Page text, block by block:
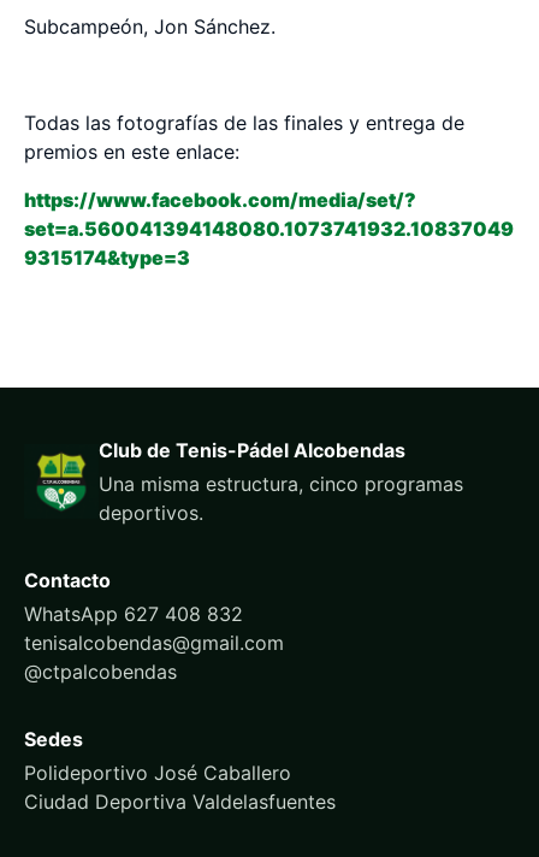
Subcampeón, Jon Sánchez.
Todas las fotografías de las finales y entrega de
premios en este enlace:
https://www.facebook.com/media/set/?
set=a.560041394148080.1073741932.10837049
9315174&type=3
Club de Tenis-Pádel Alcobendas
Una misma estructura, cinco programas
deportivos.
Contacto
WhatsApp 627 408 832
tenisalcobendas@gmail.com
@ctpalcobendas
Sedes
Polideportivo José Caballero
Ciudad Deportiva Valdelasfuentes